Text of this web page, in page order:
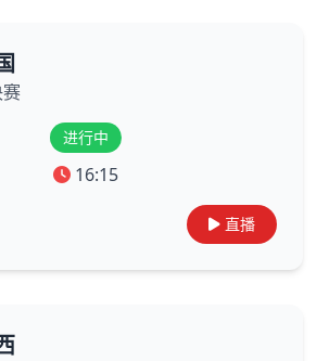
进行中
16:15
直播